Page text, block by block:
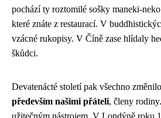
pochází ty roztomilé sošky maneki-
které znáte z restaurací. V
vzácné rukopisy. V Číně zase hlídaly
škůdci.
Devatenácté století pak všechno
především našimi přáteli, členy
užitečným nástrojem. V Londýně roku